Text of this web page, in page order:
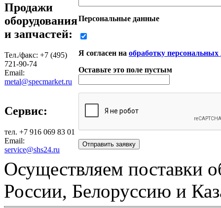
Персональные данные
Я согласен на обработку
Оставьте это поле пустым
Продажи
оборудования
и запчастей:
Тел./факс: +7 (495)
721-90-74
Email:
metal@specmarket.ru
Сервис:
тел. +7 916 069 83 01
Email:
service@shs24.ru
Осуществляем поставки
России, Белоруссию и